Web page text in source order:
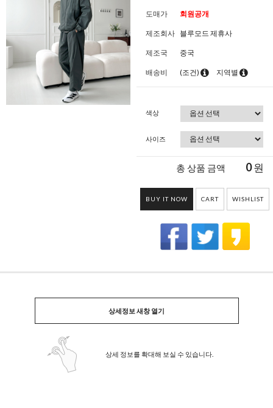
도매가 회원공개
제조회사 블루모드 제휴사
제조국 중국
배송비 (조건) 지역별
색상
사이즈
총 상품 금액 0원
BUY IT NOW CART WISHLIST
상세정보 새창 열기
상세 정보를 확대해 보실 수 있습니다.